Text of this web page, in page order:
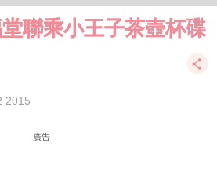
聯乘小王子茶壺杯碟
2015
廣告